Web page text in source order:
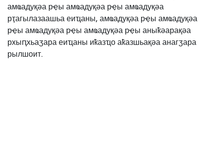
амҩадуқәа рҿы амҩадуқәа рҿы амҩадуқәа
рҭагылазаашьа еиҵаны, амҩадуқәа рҿы амҩадуқәа
рҿы амҩадуқәа рҿы амҩадуқәа рҿы аныҟәарақәа
рхыԥхьаӡара еиҵаны иҟазҵо аҟазшьақәа анагӡара
рылшоит.